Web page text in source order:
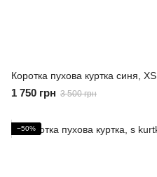
Коротка пухова куртка синя, XS
1 750 грн 3 500 грн
−50%